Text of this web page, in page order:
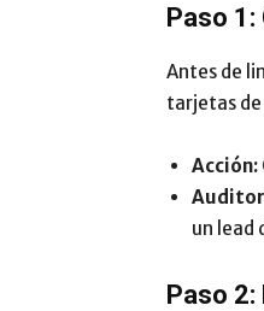
Paso
Antes de
tarjetas de
Acción:
un lead
Paso